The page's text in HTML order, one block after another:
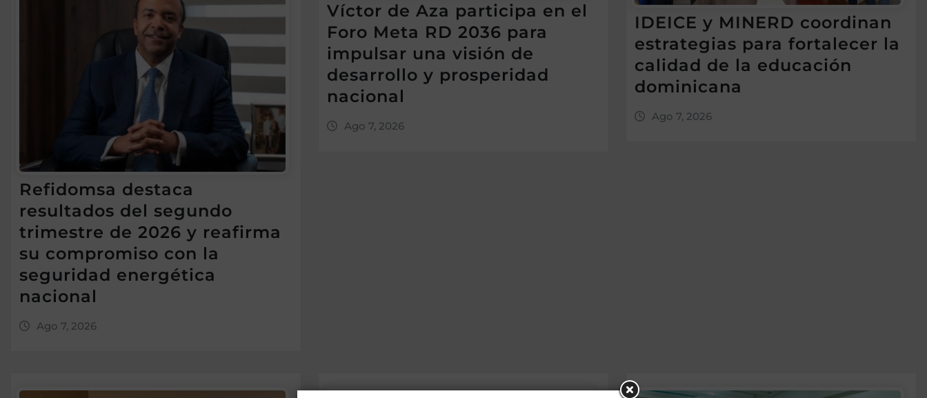
Refidomsa destaca
resultados del segundo
trimestre de 2026 y reafirma
su compromiso con la
seguridad energética
nacional
Ago 7, 2026
Víctor de Aza participa en el
Foro Meta RD 2036 para
impulsar una visión de
desarrollo y prosperidad
nacional
Ago 7, 2026
IDEICE y MINERD coordinan
estrategias para fortalecer la
calidad de la educación
dominicana
Ago 7, 2026